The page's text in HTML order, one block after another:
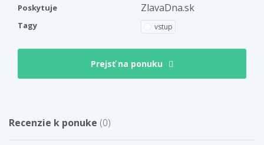
Poskytuje
ZlavaDna.sk
Tagy vstup
Prejsť na ponuku
Recenzie k ponuke (0)